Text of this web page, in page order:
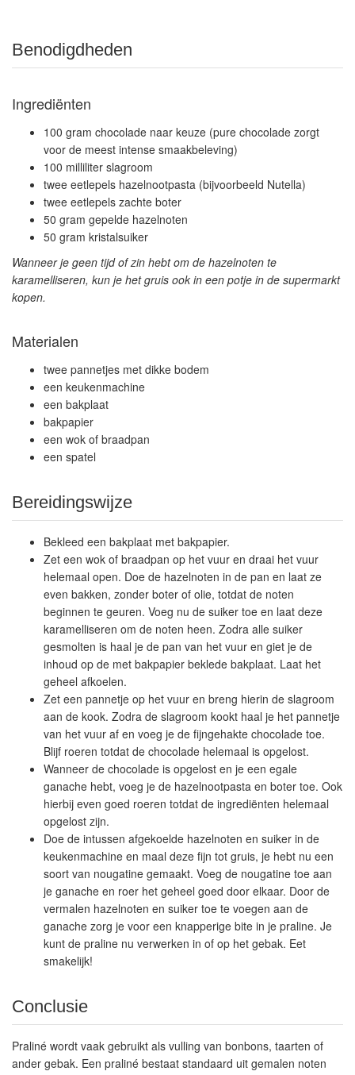
Benodigdheden
Ingrediënten
100 gram chocolade naar keuze (pure chocolade zorgt
voor de meest intense smaakbeleving)
100 milliliter slagroom
twee eetlepels hazelnootpasta (bijvoorbeeld Nutella)
twee eetlepels zachte boter
50 gram gepelde hazelnoten
50 gram kristalsuiker
Wanneer je geen tijd of zin hebt om de hazelnoten te
karamelliseren, kun je het gruis ook in een potje in de supermarkt
kopen.
Materialen
twee pannetjes met dikke bodem
een keukenmachine
een bakplaat
bakpapier
een wok of braadpan
een spatel
Bereidingswijze
Bekleed een bakplaat met bakpapier.
Zet een wok of braadpan op het vuur en draai het vuur
helemaal open. Doe de hazelnoten in de pan en laat ze
even bakken, zonder boter of olie, totdat de noten
beginnen te geuren. Voeg nu de suiker toe en laat deze
karamelliseren om de noten heen. Zodra alle suiker
gesmolten is haal je de pan van het vuur en giet je de
inhoud op de met bakpapier beklede bakplaat. Laat het
geheel afkoelen.
Zet een pannetje op het vuur en breng hierin de slagroom
aan de kook. Zodra de slagroom kookt haal je het pannetje
van het vuur af en voeg je de fijngehakte chocolade toe.
Blijf roeren totdat de chocolade helemaal is opgelost.
Wanneer de chocolade is opgelost en je een egale
ganache hebt, voeg je de hazelnootpasta en boter toe. Ook
hierbij even goed roeren totdat de ingrediënten helemaal
opgelost zijn.
Doe de intussen afgekoelde hazelnoten en suiker in de
keukenmachine en maal deze fijn tot gruis, je hebt nu een
soort van nougatine gemaakt. Voeg de nougatine toe aan
je ganache en roer het geheel goed door elkaar. Door de
vermalen hazelnoten en suiker toe te voegen aan de
ganache zorg je voor een knapperige bite in je praline. Je
kunt de praline nu verwerken in of op het gebak. Eet
smakelijk!
Conclusie
Praliné wordt vaak gebruikt als vulling van bonbons, taarten of
ander gebak. Een praliné bestaat standaard uit gemalen noten